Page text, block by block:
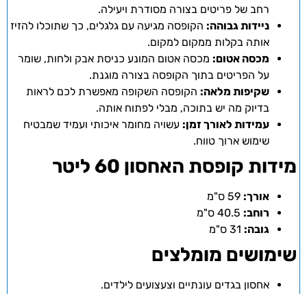
רחב של פריטים בצורה מסודרת ויעילה.
ניידות גבוהה: הקופסה מגיעה עם גלגלים, כך שתוכלו להזיז
אותה בקלות ממקום למקום.
מכסה אטום: מכסה אטום המונע כניסת אבק ולחות, שומר
על הפריטים בתוך הקופסה בצורה מוגנת.
שקיפות מלאה: הקופסה השקופה מאפשרת לכם לראות
בדיוק מה יש בתוכה, מבלי לפתוח אותה.
עמידות לאורך זמן: עשויה מחומר איכותי ועמיד שמבטיח
שימוש ארוך טווח.
מידות קופסת האחסון 60 ליטר
אורך: 59 ס"מ
רוחב:
גובה:
שימושים מומלצים
אחסון בגדים עונתיים וצעצועים לילדים.